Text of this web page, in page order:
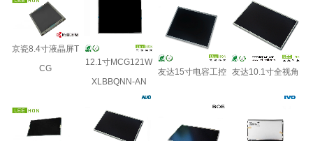
京瓷8.4寸液晶屏T
CG
12.1寸MCG121W
XLBBQNN-AN
友达15寸电容工控 友达10.1寸全视角